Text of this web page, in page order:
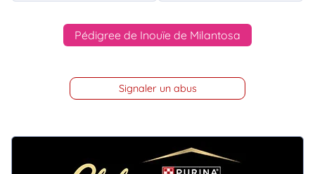
Pédigree de Inouïe de Milantosa
Signaler un abus